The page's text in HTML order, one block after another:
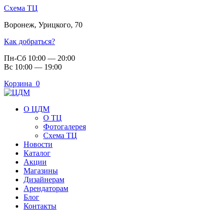
Схема ТЦ
Воронеж, Урицкого, 70
Как добраться?
Пн-Сб 10:00 — 20:00
Вс 10:00 — 19:00
Корзина 0
О ЦДМ
О ТЦ
Фотогалерея
Схема ТЦ
Новости
Каталог
Акции
Магазины
Дизайнерам
Арендаторам
Блог
Контакты